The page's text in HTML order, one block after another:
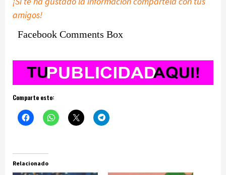
amigos!
Facebook Comments Box
Comparte esto:
Relacionado